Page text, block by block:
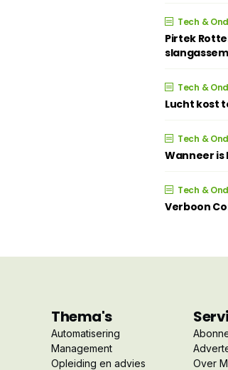
Tech &
Pirtek
Tech &
Lucht kost
Tech &
Wanneer
Tech &
Verboon
Thema's
Automatisering
Management
Opleiding en advies
Over